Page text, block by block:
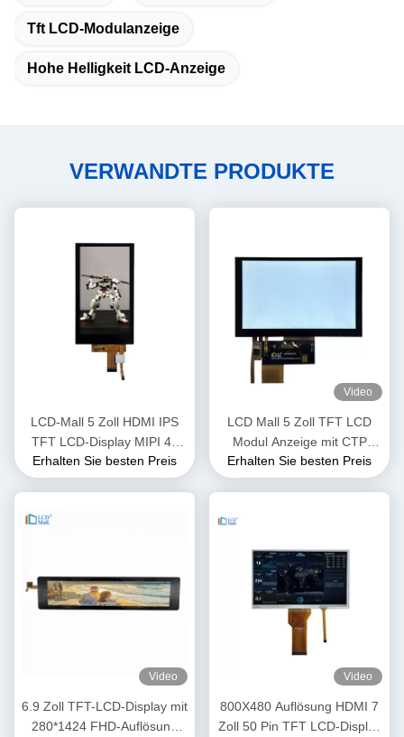
Tft LCD-Modulanzeige
Hohe Helligkeit LCD-Anzeige
VERWANDTE PRODUKTE
LCD-Mall 5 Zoll HDMI IPS
TFT LCD-Display MIPI 4L
Schnittstelle
Erhalten Sie besten Preis
Video
LCD Mall 5 Zoll TFT LCD
Modul Anzeige mit CTP
Touch Panel IPS Anzeige
400cd/M2
Erhalten Sie besten Preis
Video
6.9 Zoll TFT-LCD-Display mit
280*1424 FHD-Auflösung
Video
800X480 Auflösung HDMI 7
Zoll 50 Pin TFT LCD-Display